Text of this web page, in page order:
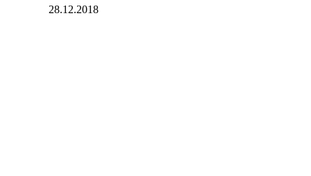
28.12.2018